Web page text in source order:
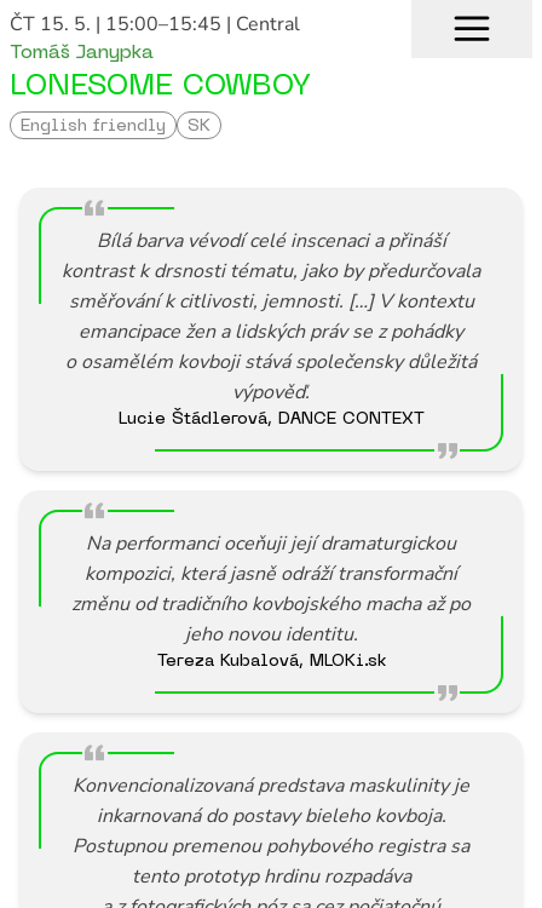
ČT 15. 5. | 15:00–15:45 | Central
Tomáš Janypka
LONESOME COWBOY
English friendly SK
Bílá barva vévodí celé inscenaci a přináší
kontrast k drsnosti tématu, jako by předurčovala
směřování k citlivosti, jemnosti. […]V kontextu
emancipace žen a lidských práv se z pohádky
o osamělém kovboji stává společensky důležitá
výpověď.
Lucie Štádlerová, DANCE CONTEXT
Na performanci oceňuji její dramaturgickou
kompozici, která jasně odráží transformační
změnu od tradičního kovbojského macha až po
jeho novou identitu.
Tereza Kubalová, MLOKi.sk
Konvencionalizovaná predstava maskulinity je
inkarnovaná do postavy bieleho kovboja.
Postupnou premenou pohybového registra sa
tento prototyp hrdinu rozpadáva